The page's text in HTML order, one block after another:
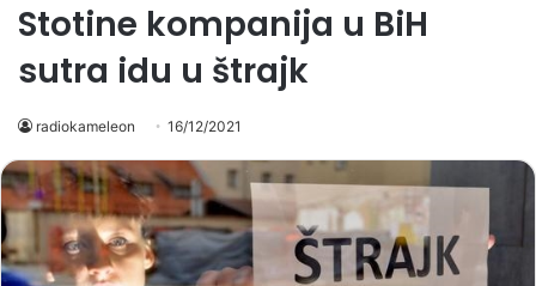
Stotine kompanija u BiH
sutra idu u štrajk
radiokameleon 16/12/2021